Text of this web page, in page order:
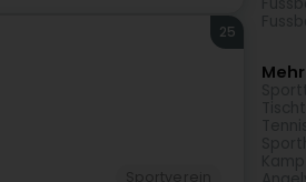
25